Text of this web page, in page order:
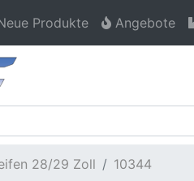
Produkte Angebote
28/29 Zoll 10344